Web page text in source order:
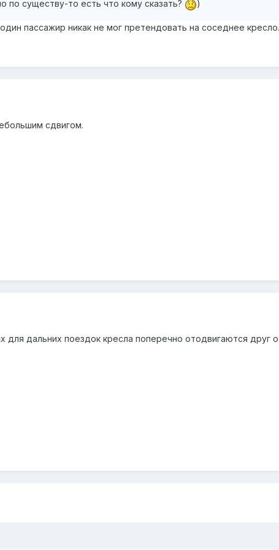
по существу-то есть что кому сказать? )
пассажир никак не мог претендовать на соседнее кресло.
сдвигом.
для дальних поездок кресла поперечно отодвигаются друг